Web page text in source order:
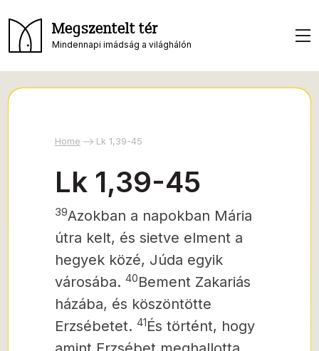
Megszentelt tér
Mindennapi imádság a világhálón
Home Lk 1,39-45
Lk 1,39-45
39Azokban a napokban Mária
útra kelt, és sietve elment a
hegyek közé, Júda egyik
városába. 40Bement Zakariás
házába, és köszöntötte
Erzsébetet. 41És történt, hogy